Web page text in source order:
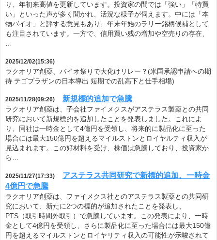
り、年初来高値を更新しています。投資家の間では「強い」「特買
い」といった声が多く聞かれ、活況な様子が伺えます。中には「本
物バイオ」と評する意見もあり、年末年始のラリー銘柄候補として
も注目されています。一方で、信用買い残の増加や空売りの存在、
…
2025/12/02(15:36)
ラクオリア創薬、バイオ祭りで大化けリレー？(米国承認申請への期
待 テゴプラザンの日本導出 短期での乱高下と仕手相場)
2025/11/28(09:26) 新規標的追加で急騰
ラクオリア創薬は、子会社ファイメクスがアステラス製薬との共同
研究において新規標的を追加したことを発表しました。これによ
り、同社は一時金として4億円を受領し、将来的に製品化に至った
場合には最大150億円を超えるマイルストンとロイヤルティ収入が
見込まれます。この好材料を受け、株価は急騰しており、投資家か
ら…
2025/11/27(17:33)
アステラス共同研究で新標的追加、一時金
4億円で急騰
ラクオリア創薬は、ファイメクス社とのアステラス製薬との共同研
究において、新たに2つの標的が追加されたことを発表し、
PTS（取引時間外取引）で急騰しています。この発表により、一時
金として4億円を受領し、さらに製品化に至った場合には最大150億
円を超えるマイルストンとロイヤリティ収入の可能性が示唆されて